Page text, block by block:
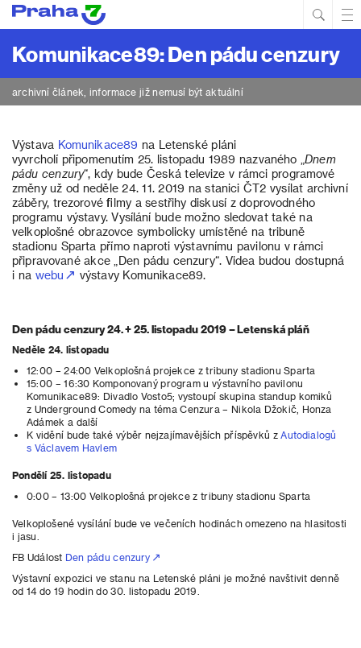
Komunikace89: Den pádu cenzury
archivní článek, informace již nemusí být aktuální
Výstava Komunikace89 na Letenské pláni
vyvrcholí připomenutím 25. listopadu 1989 nazvaného „Dnem
pádu cenzury“, kdy bude Česká televize v rámci programové
změny už od neděle 24. 11. 2019 na stanici ČT2 vysílat archivní
záběry, trezorové filmy a sestřihy diskusí z doprovodného
programu výstavy. Vysílání bude možno sledovat také na
velkoplošné obrazovce symbolicky umístěné na tribuně
stadionu Sparta přímo naproti výstavnímu pavilonu v rámci
připravované akce „Den pádu cenzury“. Videa budou dostupná
i na webu výstavy Komunikace89.
Den pádu cenzury 24. + 25. listopadu 2019 – Letenská pláň
Neděle 24. listopadu
12:00 – 24:00 Velkoplošná projekce z tribuny stadionu Sparta
15:00 – 16:30 Komponovaný program u výstavního pavilonu
Komunikace89: Divadlo Vosto5; vystoupí skupina standup komiků
z Underground Comedy na téma Cenzura – Nikola Džokič, Honza
Adámek a další
K vidění bude také výběr nejzajímavějších příspěvků zAutodialogů
s Václavem Havlem
Pondělí 25. listopadu
0:00 – 13:00 Velkoplošná projekce z tribuny stadionu Sparta
Velkoplošené vysílání bude ve večeních hodinách omezeno na hlasitosti
i jasu.
FB Událost Den pádu cenzury
Výstavní expozici ve stanu na Letenské pláni je možné navštivit denně
od 14 do 19 hodin do 30. listopadu 2019.